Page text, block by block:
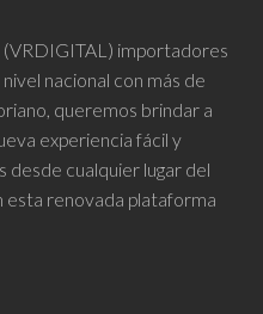
(VRDIGITAL) importadores
nacional con más de
queremos brindar a
experiencia fácil y
desde cualquier lugar del
esta renovada plataforma